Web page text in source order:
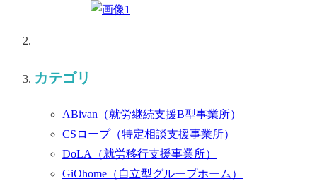
カテゴリ
ABivan （就労継続支援B型事業所）
CSロープ （特定相談支援事業所）
DoLA （就労移行支援事業所）
GiOhome （自立型グループホーム）